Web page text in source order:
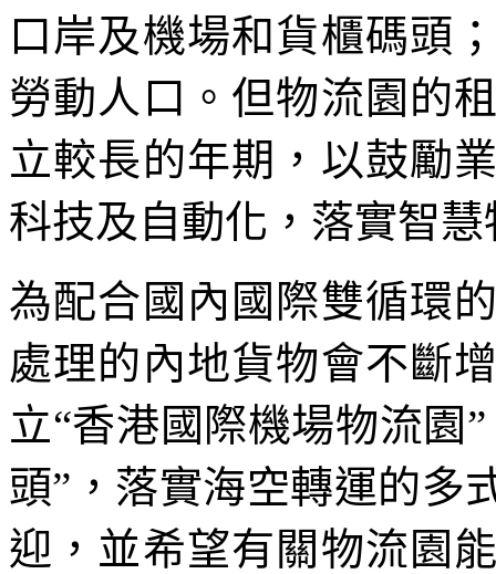
口岸及機場和貨櫃碼頭
勞動人口。但物流園的
立較長的年期，以鼓勵
科技及自動化，落實智
為配合國內國際雙循環
處理的內地貨物會不斷
立“香港國際機場物流園
頭”，落實海空轉運的多
迎，並希望有關物流園